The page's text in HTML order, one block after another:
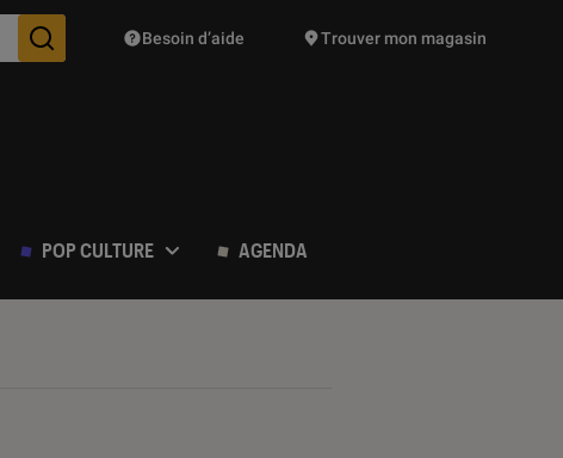
Des suggestions de produits vont vous être proposées
Besoin d’aide Trouver mon magasin
POP CULTURE AGENDA